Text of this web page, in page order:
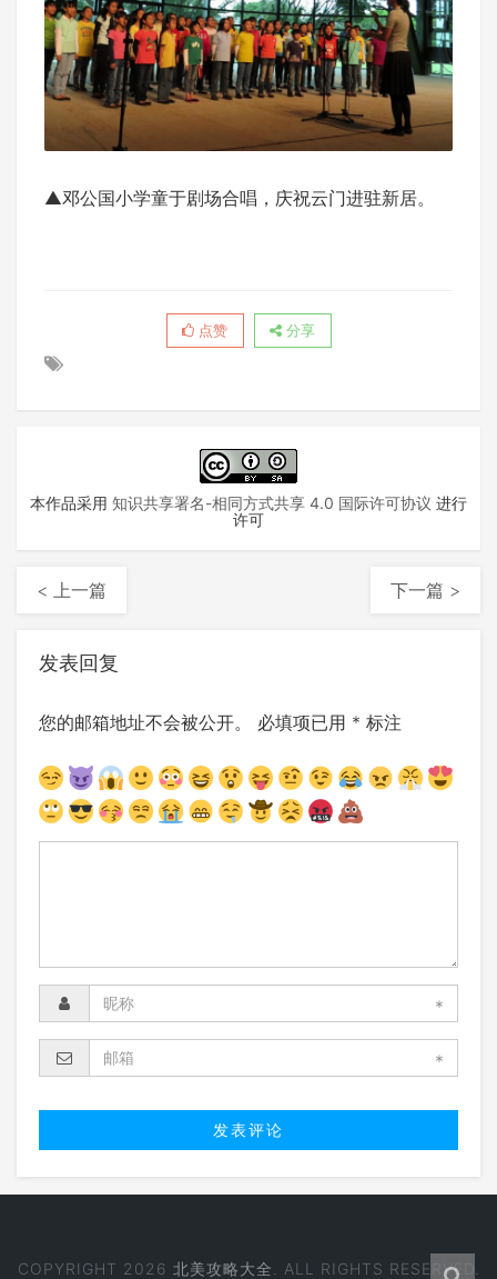
▲邓公国小学童于剧场合唱，庆祝云门进驻新居。
点赞 分享
本作品采用 知识共享署名-相同方式共享 4.0 国际许可协议 进行
许可
< 上一篇 下一篇 >
发表回复
您的邮箱地址不会被公开。 必填项已用 * 标注
*
*
COPYRIGHT 2026 北美攻略大全 . ALL RIGHTS RESERVED.